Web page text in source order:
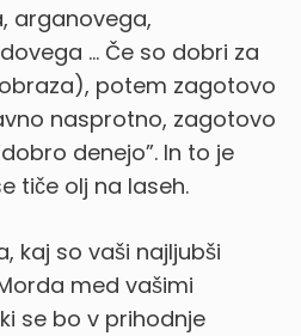
arganovega,
… Če so dobri za
potem zagotovo
nasprotno, zagotovo
denejo”. In to je
tiče olj na laseh.
kaj so vaši najljubši
med vašimi
se bo v prihodnje